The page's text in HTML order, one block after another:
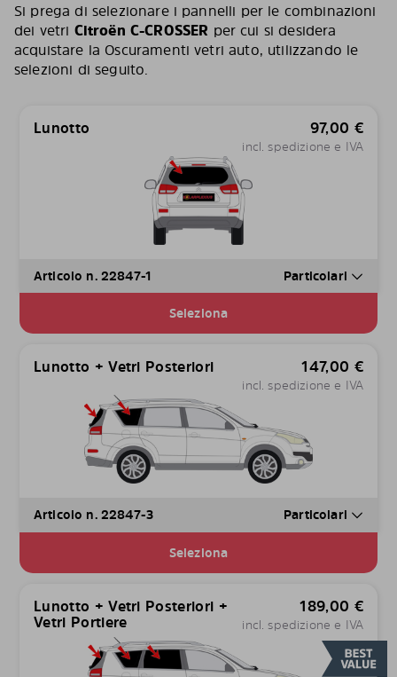
Si prega di selezionare i pannelli per le combinazioni
dei vetri Citroën C-CROSSER per cui si desidera
acquistare la Oscuramenti vetri auto, utilizzando le
selezioni di seguito.
Lunotto 97,00 €
incl. spedizione e IVA
Articolo n. 22847-1 Particolari
Seleziona
Lunotto + Vetri Posteriori 147,00 €
incl. spedizione e IVA
Articolo n. 22847-3 Particolari
Seleziona
Lunotto + Vetri Posteriori +
Vetri Portiere
189,00 €
incl. spedizione e IVA